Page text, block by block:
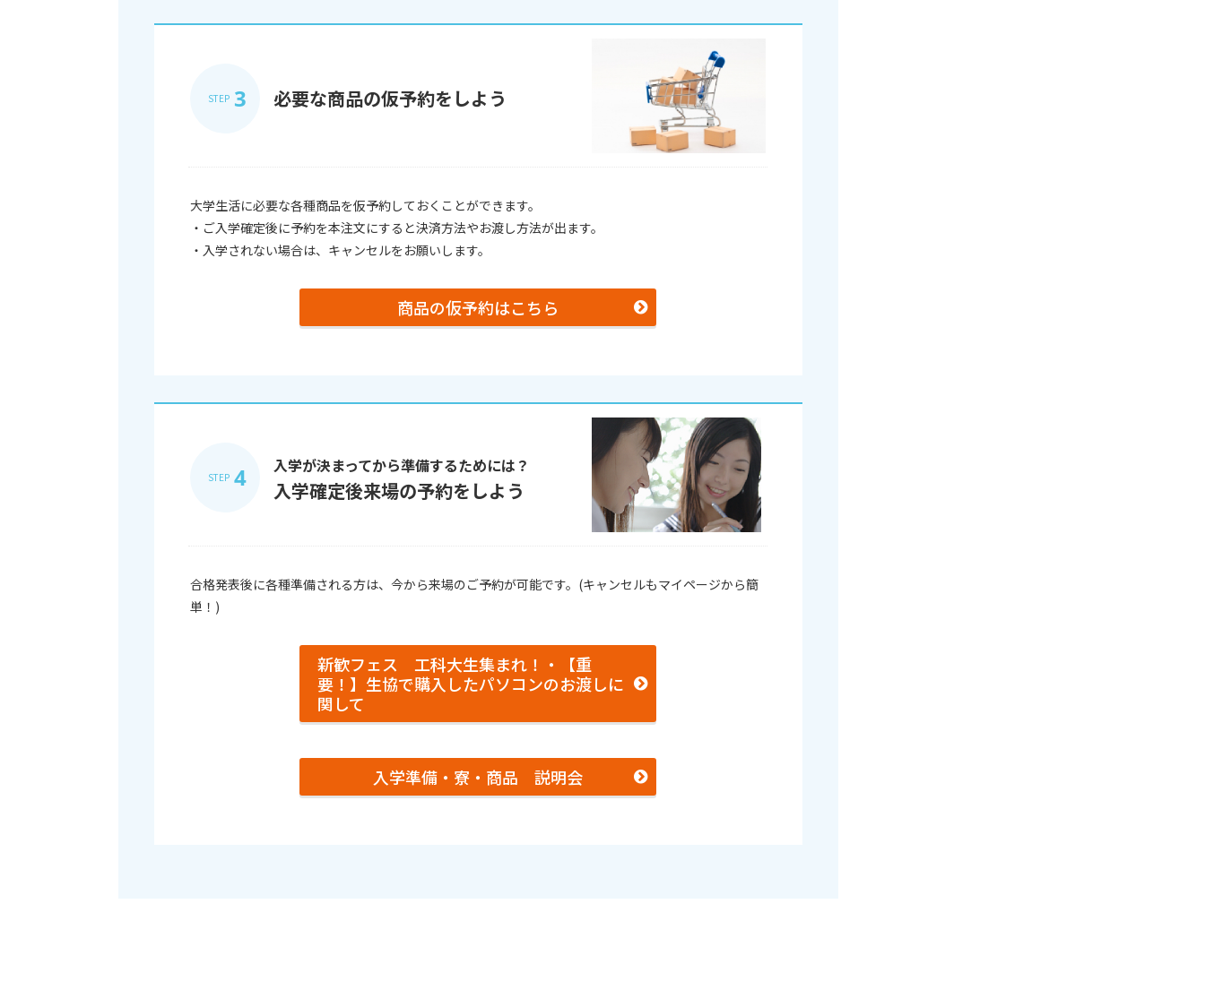
STEP 3 必要な商品の仮予約をしよう
大学生活に必要な各種商品を仮予約しておくことができます。
・ご入学確定後に予約を本注文にすると決済方法やお渡し方法が出ます。
・入学されない場合は、キャンセルをお願いします。
商品の仮予約はこちら
STEP 4 入学が決まってから準備するためには？
入学確定後来場の予約をしよう
合格発表後に各種準備される方は、今から来場のご予約が可能です。(キャンセルもマイページから簡
単！)
新歓フェス 工科大生集まれ！・【重
要！】生協で購入したパソコンのお渡しに
関して
入学準備・寮・商品 説明会